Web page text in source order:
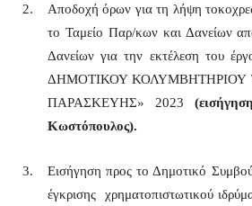
Αποδοχή όρων για τη λήψη
το Ταμείο Παρ/κων και Δανείων
Δανείων για την εκτέλεση του
ΔΗΜΟΤΙΚΟΥ ΚΟΛΥΜΒΗΤΗΡΙΟΥ
ΠΑΡΑΣΚΕΥΗΣ» 2023 (
Κωστόπουλος).
Εισήγηση προς το Δημοτικό
έγκρισης χρηματοπιστωτικού